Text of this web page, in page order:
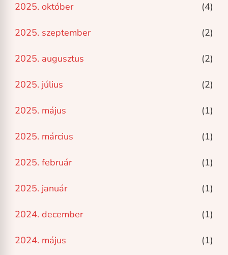
2025. október (4)
2025. szeptember (2)
2025. augusztus (2)
2025. július (2)
2025. május (1)
2025. március (1)
2025. február (1)
2025. január (1)
2024. december (1)
2024. május (1)